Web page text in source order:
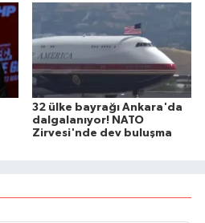
32 ülke bayrağı Ankara'da
dalgalanıyor! NATO
Zirvesi'nde dev buluşma